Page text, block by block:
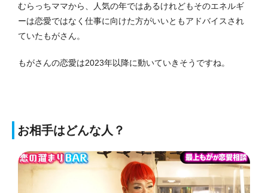
むらっちママから、人気の年ではあるけれどもそのエネルギ
ーは恋愛ではなく仕事に向けた方がいいともアドバイスされ
ていたもがさん。
もがさんの恋愛は2023年以降に動いていきそうですね。
お相手はどんな人？